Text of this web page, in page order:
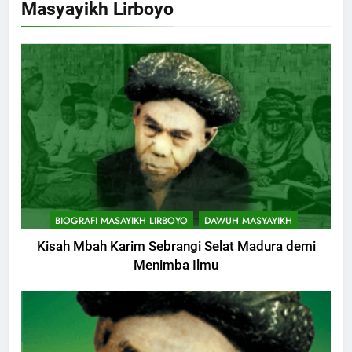
Muharam
Khutbah Jumat: Mereka yang
Mendapat Predikat Haji Mabrur
KHUTBAH
10
Khutbah Jumat: Hak Penting
Yang Harus Kita Berikan Kepada
Istri
KHUTBAH
11
Khutbah: Keistimewaan Hari
Jumat
Masyayikh Lirboyo
BIOGRAFI MASAYIKH LIRBOYO DAWUH MASYAYIKH
Kisah Mbah Karim Sebrangi Selat Madura demi
Menimba Ilmu